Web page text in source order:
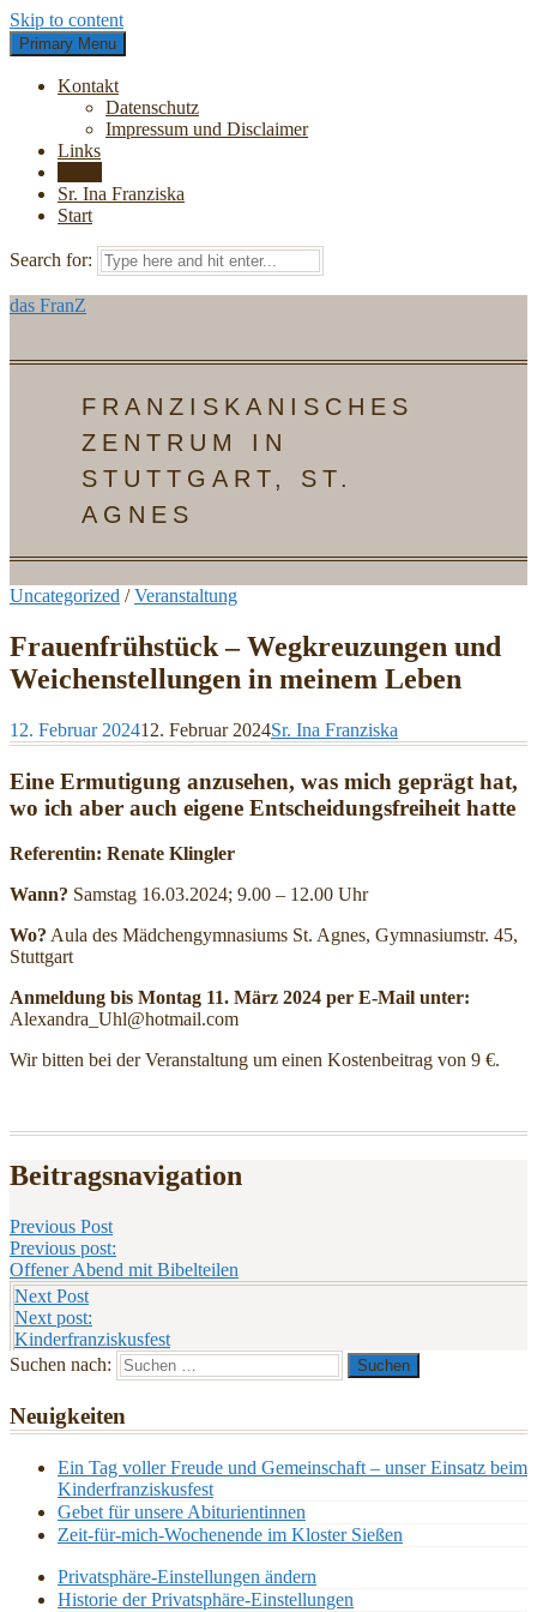
Skip to content
Primary Menu
Kontakt
Datenschutz
Impressum und Disclaimer
Links
Sr. Ina Franziska
Start
Search for:
das FranZ
FRANZISKANISCHES
ZENTRUM IN
STUTTGART, ST.
AGNES
Uncategorized /Veranstaltung
Frauenfrühstück – Wegkreuzungen und
Weichenstellungen in meinem Leben
12. Februar 202412. Februar 2024Sr. Ina Franziska
Eine Ermutigung anzusehen, was mich geprägt hat,
wo ich aber auch eigene Entscheidungsfreiheit hatte
Referentin: Renate Klingler
Wann? Samstag 16.03.2024; 9.00 – 12.00 Uhr
Wo? Aula des Mädchengymnasiums St. Agnes, Gymnasiumstr. 45,
Stuttgart
Anmeldung bis Montag 11. März 2024 per E-Mail unter:
Alexandra_Uhl@hotmail.com
Wir bitten bei der Veranstaltung um einen Kostenbeitrag von 9 €.
Beitragsnavigation
Previous Post
Previous post:
Offener Abend mit Bibelteilen
Next Post
Next post:
Kinderfranziskusfest
Suchen nach:
Neuigkeiten
Ein Tag voller Freude und Gemeinschaft – unser Einsatz beim
Kinderfranziskusfest
Gebet für unsere Abiturientinnen
Zeit-für-mich-Wochenende im Kloster Sießen
Privatsphäre-Einstellungen ändern
Historie der Privatsphäre-Einstellungen